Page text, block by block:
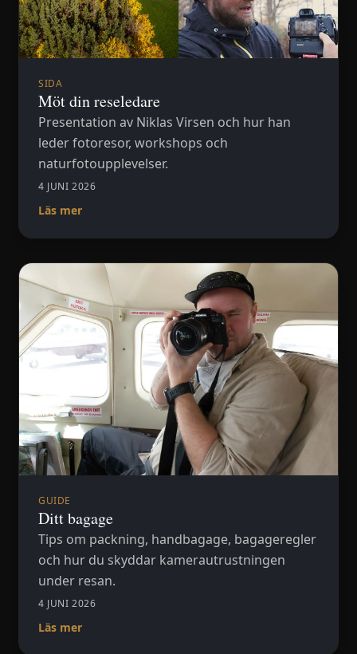
SIDA
Möt din reseledare
Presentation av Niklas Virsen och hur han
leder fotoresor, workshops och
naturfotoupplevelser.
4 JUNI 2026
Läs mer
GUIDE
Ditt bagage
Tips om packning, handbagage, bagageregler
och hur du skyddar kamerautrustningen
under resan.
4 JUNI 2026
Läs mer